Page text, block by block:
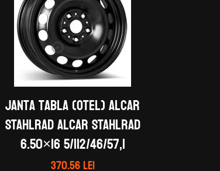
Janta tabla (otel) ALCAR
STAHLRAD ALCAR STAHLRAD
6.50×16 5/112/46/57,1
370.56lei